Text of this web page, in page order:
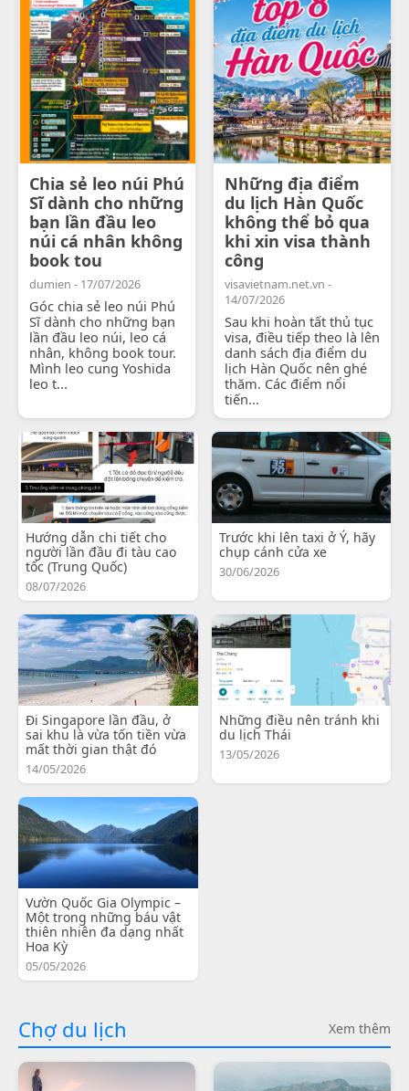
Chia sẻ leo núi Phú
Sĩ dành cho những
bạn lần đầu leo
núi cá nhân không
book tou
dumien - 17/07/2026
Góc chia sẻ leo núi Phú
Sĩ dành cho những bạn
lần đầu leo núi, leo cá
nhân, không book tour.
Mình leo cung Yoshida
leo t...
Những địa điểm
du lịch Hàn Quốc
không thể bỏ qua
khi xin visa thành
công
visavietnam.net.vn -
14/07/2026
Sau khi hoàn tất thủ tục
visa, điều tiếp theo là lên
danh sách địa điểm du
lịch Hàn Quốc nên ghé
thăm. Các điểm nổi
tiến...
Hướng dẫn chi tiết cho
người lần đầu đi tàu cao
tốc (Trung Quốc)
08/07/2026
Trước khi lên taxi ở Ý, hãy
chụp cánh cửa xe
30/06/2026
Đi Singapore lần đầu, ở
sai khu là vừa tốn tiền vừa
mất thời gian thật đó
14/05/2026
Những điều nên tránh khi
du lịch Thái
13/05/2026
Vườn Quốc Gia Olympic –
Một trong những báu vật
thiên nhiên đa dạng nhất
Hoa Kỳ
05/05/2026
Chợ du lịch Xem thêm